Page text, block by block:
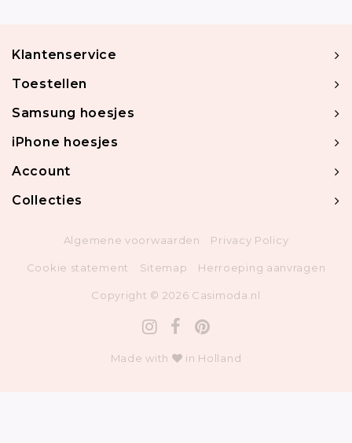
Klantenservice
Toestellen
Samsung hoesjes
iPhone hoesjes
Account
Collecties
Algemene voorwaarden Privacy Policy
Cookie statement Sitemap Herroeping aanvragen
Copyright © 2026 Casimoda.nl
Made with in Holland